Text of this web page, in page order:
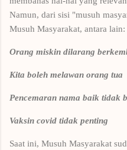
Namun, dari sisi "musuh
Musuh Masyarakat, antara lain:
Orang miskin dilarang
Kita boleh melawan orang tua
Pencemaran nama baik tidak
Vaksin covid tidak penting
Saat ini, Musuh Masyarakat